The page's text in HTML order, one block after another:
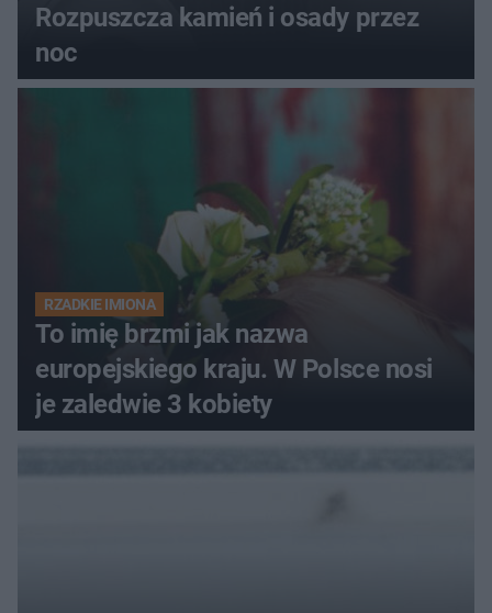
Rozpuszcza kamień i osady przez
noc
RZADKIE IMIONA
To imię brzmi jak nazwa
europejskiego kraju. W Polsce nosi
je zaledwie 3 kobiety